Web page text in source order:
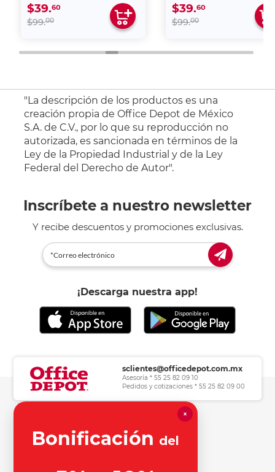
$39.60
$99.00
$39.60
$99.00
"La descripción de los productos es una
creación propia de Office Depot de México
S.A. de C.V., por lo que su reproducción no
autorizada, es sancionada en términos de la
Ley de la Propiedad Industrial y de la Ley
Federal del Derecho de Autor".
Inscríbete a nuestro newsletter
Y recibe descuentos y promociones exclusivas.
¡Descarga nuestra app!
sclientes@officedepot.com.mx
Asesoría * 55 25 82 09 10
Pedidos y cotizaciones * 55 25 82 09 00
Herramientas de consulta
×
Bonificación del